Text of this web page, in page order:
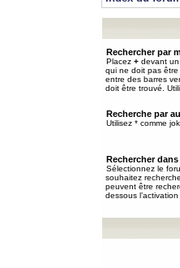
Rechercher par
Placez + devant
qui ne doit pas
entre des barres
doit être trouvé.
Recherche par
Utilisez * comme
Rechercher
Sélectionnez le
souhaitez
peuvent être
dessous